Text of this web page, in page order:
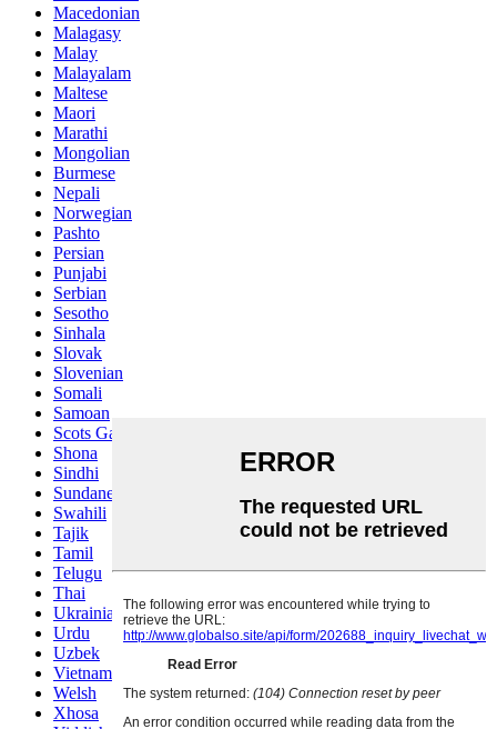
Macedonian
Malagasy
Malay
Malayalam
Maltese
Maori
Marathi
Mongolian
Burmese
Nepali
Norwegian
Pashto
Persian
Punjabi
Serbian
Sesotho
Sinhala
Slovak
Slovenian
Somali
Samoan
Scots Gaelic
Shona
Sindhi
Sundanese
Swahili
Tajik
Tamil
Telugu
Thai
Ukrainian
Urdu
Uzbek
Vietnamese
Welsh
Xhosa